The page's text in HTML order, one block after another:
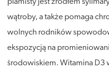
wątroby, a także pomaga
wolnych rodników
ekspozycją na
środowiskiem. Witamina D3